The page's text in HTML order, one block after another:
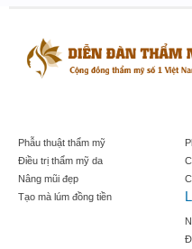
Phẫu thuật thẩm mỹ
Điều trị thẩm mỹ da
Nâng mũi đẹp
Tạo mà lúm đồng tiền